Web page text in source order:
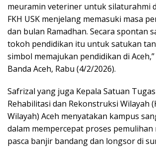
meuramin veteriner untuk silaturahmi
FKH USK menjelang memasuki masa
dan bulan Ramadhan. Secara spontan
tokoh pendidikan itu untuk satukan
simbol memajukan pendidikan di
Banda Aceh, Rabu (4/2/2026).
Safrizal yang juga Kepala Satuan
Rehabilitasi dan Rekonstruksi Wilayah
Wilayah) Aceh menyatakan kampus
dalam mempercepat proses
pasca banjir bandang dan longsor di